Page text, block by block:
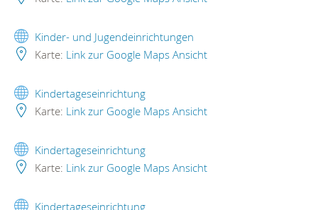
Kinder- und Jugendeinrichtungen
Karte: Link zur Google Maps Ansicht
Kindertageseinrichtung
Karte: Link zur Google Maps Ansicht
Kindertageseinrichtung
Karte: Link zur Google Maps Ansicht
Kindertageseinrichtung